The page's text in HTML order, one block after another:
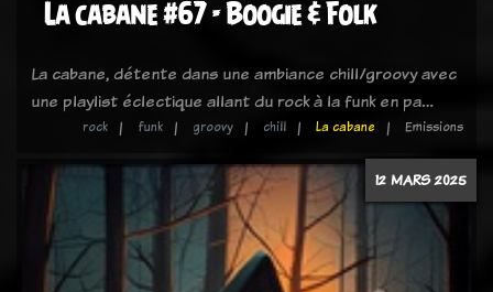
La cabane #67 - Boogie & Folk
La cabane, détente dans une ambiance chill/groovy avec
une playlist éclectique allant du rock à la funk en pa…
rock funk groovy chill La cabane Emissions
12 MARS 2025